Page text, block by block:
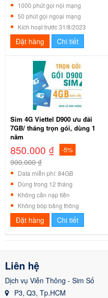
1000 phút gọi nội mạng
50 phút gọi ngoại mạng
Kích hoạt trước 31/8/2023
Đặt hàng Chi tiết
Sim 4G Viettel D900 ưu đãi
7GB/ tháng trọn gói, dùng 1
năm
850.000 ₫ -5%
900.000 ₫
Data miễn phí: 84GB
Dùng trong 12 tháng
Không cần nạp tiền
Không bóp băng thông
Đặt hàng Chi tiết
Liên hệ
Dịch vụ Viễn Thông - Sim Số
P3, Q3, Tp.HCM